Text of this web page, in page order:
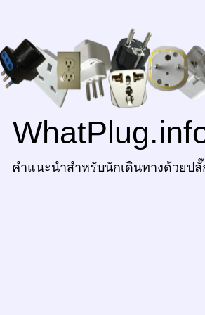
คำแนะนำสำหรับนักเดินทางด้วยปลั๊